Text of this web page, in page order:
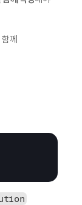
께